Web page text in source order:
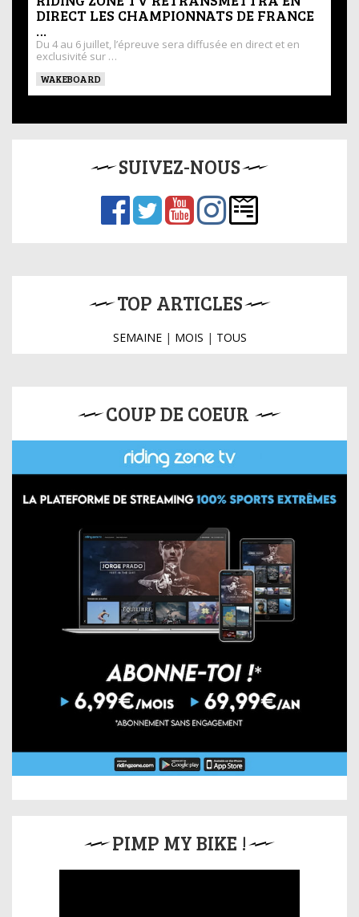
DIRECT LES CHAMPIONNATS DE FRANCE
…
Du 4 au 6 juillet, l’épreuve sera diffusée en direct et en
exclusivité sur …
WAKEBOARD
SUIVEZ-NOUS
TOP ARTICLES
SEMAINE| MOIS | TOUS
COUP DE COEUR
PIMP MY BIKE !